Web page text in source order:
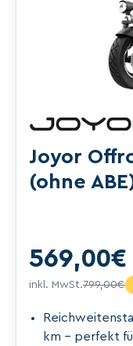
Joyor
(ohne
569,00€
inkl. MwSt.799,00€
km – perfekt